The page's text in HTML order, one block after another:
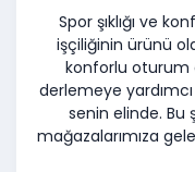
Spor şıklığı ve
işçiliğinin ürünü
konforlu oturum
derlemeye yardımcı
senin elinde. Bu
mağazalarımıza